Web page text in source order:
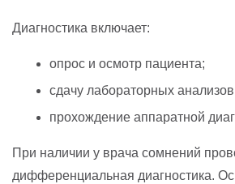
Диагностика включает:
опрос и осмотр пациента;
сдачу лабораторных
прохождение аппаратной
При наличии у врача сомнений
дифференциальная диагностика.